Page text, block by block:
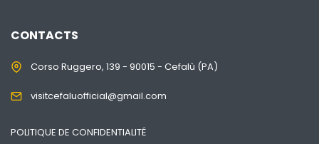
CONTACTS
Corso Ruggero, 139 - 90015 - Cefalù (PA)
visitcefaluofficial@gmail.com
POLITIQUE DE CONFIDENTIALITÉ